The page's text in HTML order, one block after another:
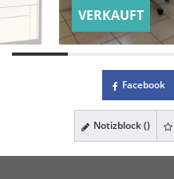
VERKAUFT
Facebook
Notizblock ()